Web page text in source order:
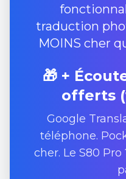
traduction
MOINS cher
🎁 +
offerts
Google
téléphone.
cher. Le S80